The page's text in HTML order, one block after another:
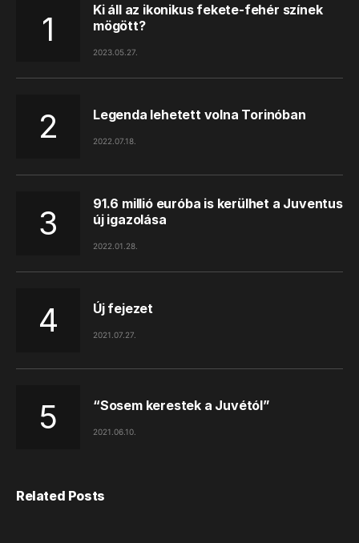
Ki áll az ikonikus fekete-fehér színek
mögött?
2023.05.27.
Legenda lehetett volna Torinóban
2022.07.18.
91.6 millió euróba is kerülhet a Juventus
új igazolása
2022.01.28.
Új fejezet
2021.07.27.
“Sosem kerestek a Juvétól”
2021.06.10.
Related Posts